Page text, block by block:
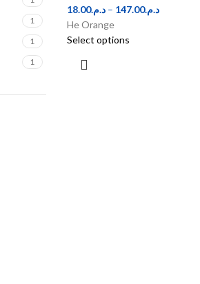
1
1
1
د.م.18.00 – د.م.147.00
He Orange
Select options